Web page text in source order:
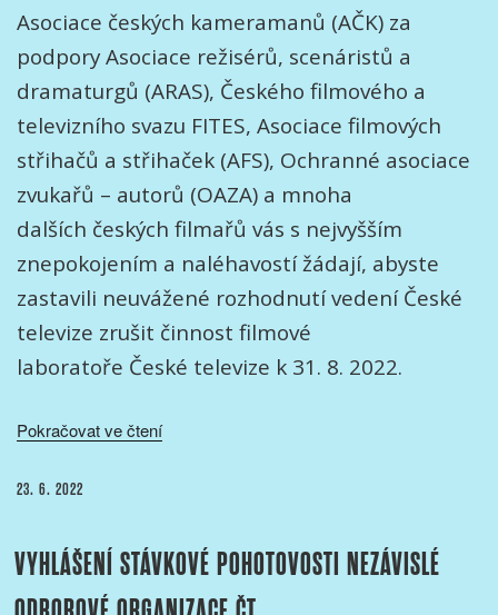
Asociace českých kameramanů (AČK) za
podpory Asociace režisérů, scenáristů a
dramaturgů (ARAS), Českého filmového a
televizního svazu FITES, Asociace filmových
střihačů a střihaček (AFS), Ochranné asociace
zvukařů – autorů (OAZA) a mnoha
dalších českých filmařů vás s nejvyšším
znepokojením a naléhavostí žádají, abyste
zastavili neuvážené rozhodnutí vedení České
televize zrušit činnost filmové
laboratoře České televize k 31. 8. 2022.
Pokračovat ve čtení„Otevřený dopis
televize
PUBLIKOVÁNO
23. 6. 2022
VYHLÁŠENÍ STÁVKOVÉ POHOTOVOSTI NEZÁVISLÉ